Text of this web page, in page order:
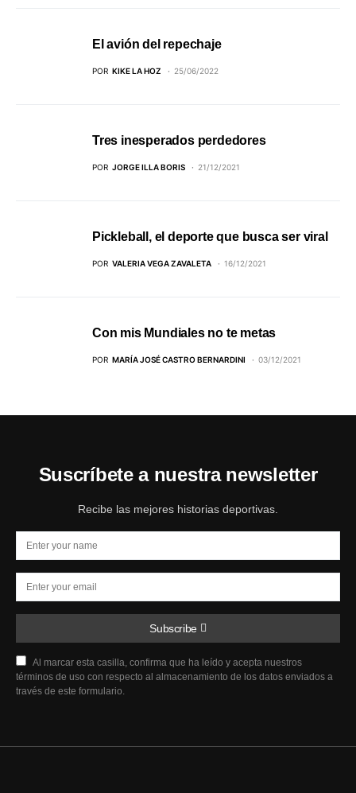
El avión del repechaje
POR KIKE LA HOZ 25/06/2022
Tres inesperados perdedores
POR JORGE ILLA BORIS 21/12/2021
Pickleball, el deporte que busca ser viral
POR VALERIA VEGA ZAVALETA 16/12/2021
Con mis Mundiales no te metas
POR MARÍA JOSÉ CASTRO BERNARDINI 03/12/2021
Suscríbete a nuestra newsletter
Recibe las mejores historias deportivas.
Subscribe
Al marcar esta casilla, confirma que ha leído y acepta nuestros
términos de uso con respecto al almacenamiento de los datos enviados a
través de este formulario.